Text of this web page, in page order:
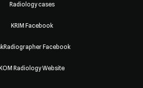
Radiology cases
KRIM Facebook
Facebook
Radiology Website